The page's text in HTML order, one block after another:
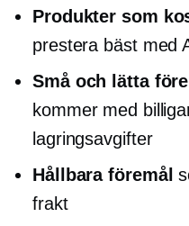
Produkter som
prestera bäst med
Små och lätta
kommer med
lagringsavgifter
Hållbara föremål
frakt